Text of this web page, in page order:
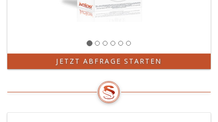
Absatz
2,).
JETZT ABFRAGE STARTEN